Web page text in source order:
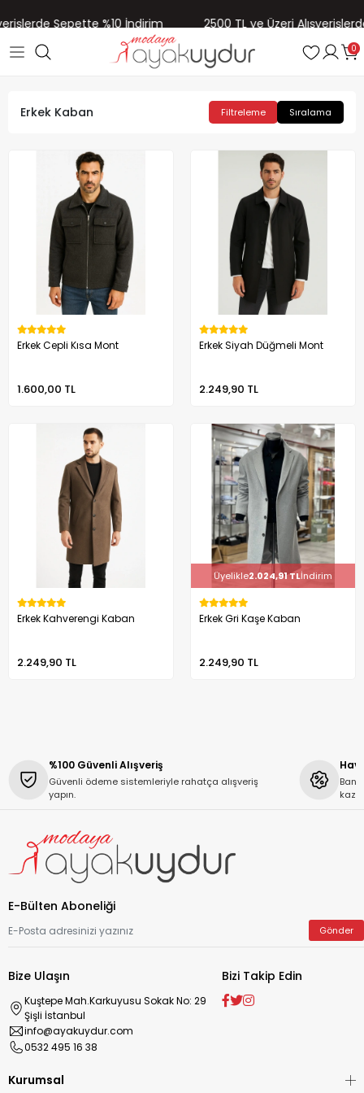
Sepette %10 İndirim 2500 TL ve Üzeri
0
Erkek Kaban Filtreleme Sıralama
Erkek Cepli Kısa Mont
1.600,00 TL
Erkek Siyah Düğmeli Mont
2.249,90 TL
Erkek Kahverengi Kaban
2.249,90 TL
Üyelikle2.024,91 TLİndirim
Erkek Gri Kaşe Kaban
2.249,90 TL
%100 Güvenli Alışveriş
Güvenli ödeme sistemleriyle rahatça alışveriş
yapın.
E-Bülten Aboneliği
Gönder
Bize Ulaşın
Kuştepe Mah.Karkuyusu Sokak No: 29
Şişli İstanbul
info@ayakuydur.com
0532 495 16 38
Bizi Takip Edin
Kurumsal